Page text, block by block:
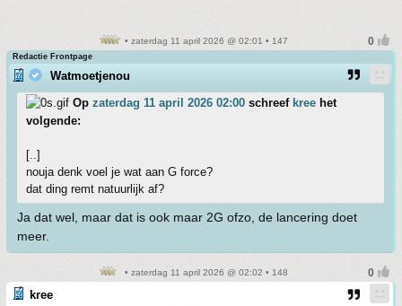
• zaterdag 11 april 2026 @ 02:01 • 147
Redactie Frontpage
Watmoetjenou
Op zaterdag 11 april 2026 02:00 schreef kree het
volgende:
[..]
nouja denk voel je wat aan G force?
dat ding remt natuurlijk af?
Ja dat wel, maar dat is ook maar 2G ofzo, de lancering doet
meer.
• zaterdag 11 april 2026 @ 02:02 • 148
kree